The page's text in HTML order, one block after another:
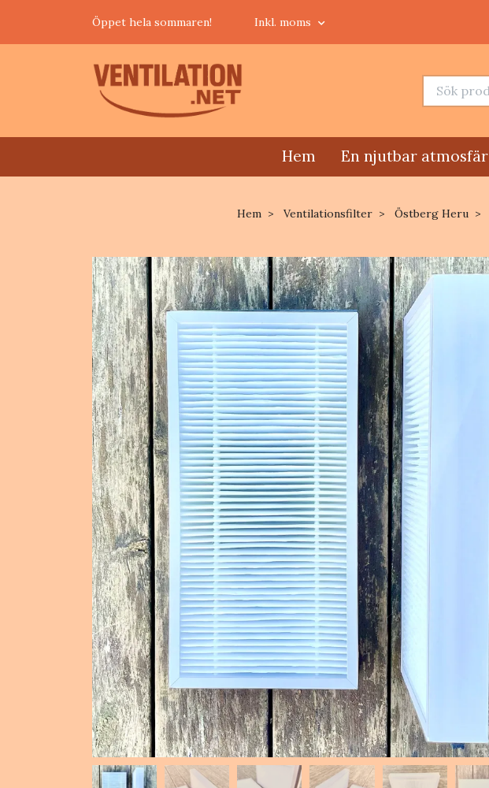
Öppet hela sommaren! Inkl. moms
Hem En njutbar atmosfär
Hem Ventilationsfilter Östberg Heru